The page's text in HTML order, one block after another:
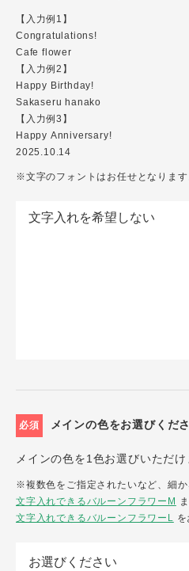
【入力例1】
Congratulations!
Cafe flower
【入力例2】
Happy Birthday!
Sakaseru hanako
【入力例3】
Happy Anniversary!
2025.10.14
※文字のフォントはお任せとなります
必須 メインの色をお選びくださ
メインの色を1色お選びいただけ
※複数色をご指定されたいなど、細
文字入れできるバルーンフラワーM
文字入れできるバルーンフラワーL を